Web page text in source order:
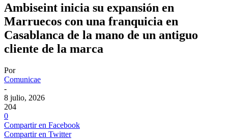
Ambiseint inicia su expansión en
Marruecos con una franquicia en
Casablanca de la mano de un antiguo
cliente de la marca
Por
Comunicae
-
8 julio, 2026
204
0
Compartir en Facebook
Compartir en Twitter